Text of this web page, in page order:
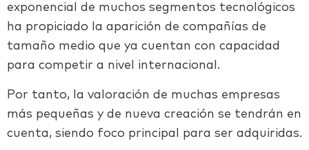
exponencial de muchos segmentos tecnológicos
ha propiciado la aparición de compañías de
tamaño medio que ya cuentan con capacidad
para competir a nivel internacional.
Por tanto, la valoración de muchas empresas
más pequeñas y de nueva creación se tendrán en
cuenta, siendo foco principal para ser adquiridas.